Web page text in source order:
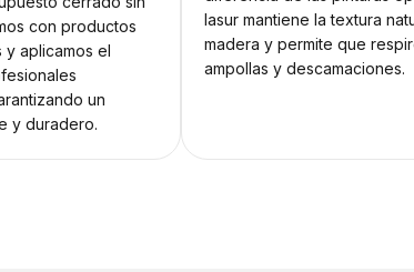
con productos
aplicamos el
un
y duradero.
lasur mantiene la textura
madera y permite que
ampollas y descamaciones.